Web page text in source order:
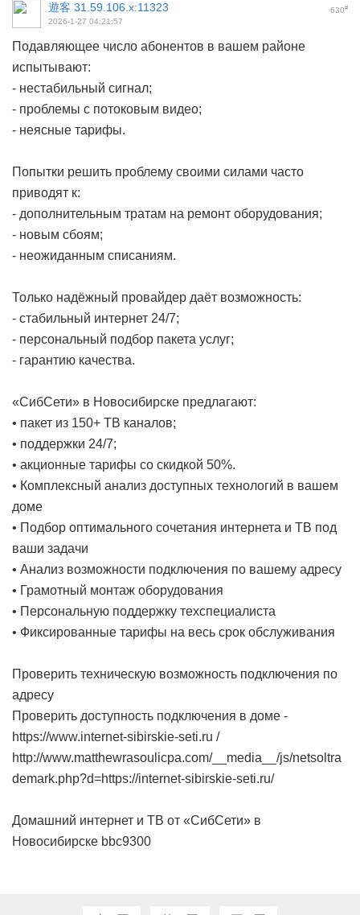
630#
遊客 31.59.106.x:11323
2026-1-27 04:21:57
Подавляющее число абонентов в вашем районе
испытывают:
- нестабильный сигнал;
- проблемы с потоковым видео;
- неясные тарифы.
Попытки решить проблему своими силами часто
приводят к:
- дополнительным тратам на ремонт оборудования;
- новым сбоям;
- неожиданным списаниям.
Только надёжный провайдер даёт возможность:
- стабильный интернет 24/7;
- персональный подбор пакета услуг;
- гарантию качества.
«СибСети» в Новосибирске предлагают:
• пакет из 150+ ТВ каналов;
• поддержки 24/7;
• акционные тарифы со скидкой 50%.
• Комплексный анализ доступных технологий в вашем
доме
• Подбор оптимального сочетания интернета и ТВ под
ваши задачи
• Анализ возможности подключения по вашему адресу
• Грамотный монтаж оборудования
• Персональную поддержку техспециалиста
• Фиксированные тарифы на весь срок обслуживания
Проверить техническую возможность подключения по
адресу
Проверить доступность подключения в доме -
https://www.internet-sibirskie-seti.ru /
http://www.matthewrasoulicpa.com/__media__/js/netsoltra
demark.php?d=https://internet-sibirskie-seti.ru/
Домашний интернет и ТВ от «СибСети» в
Новосибирске bbc9300